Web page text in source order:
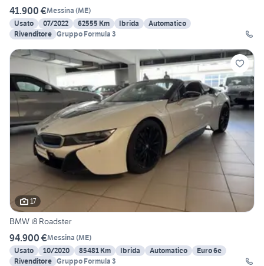
41.900 €Messina (ME)
Usato
07/2022 62555 Km Ibrida
Automatico
Rivenditore Gruppo Formula 3
17
BMW i8 Roadster
94.900 €Messina (ME)
Usato
10/2020 85481 Km Ibrida Automatico
Euro 6e
Rivenditore Gruppo Formula 3